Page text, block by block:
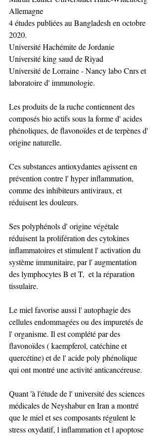
Allemagne
4 études publiées au Bangladesh en octobre
2020.
Université Hachémite de Jordanie
Université king saud de Riyad
Université de Lorraine - Nancy labo Cnrs et
laboratoire d' immunologie.
Les produits de la ruche contiennent des
composés bio actifs sous la forme d' acides
phénoliques, de flavonoïdes et de terpènes d'
origine naturelle.
Ces substances antioxydantes agissent en
prévention contre l' hyper inflammation,
comme des inhibiteurs antiviraux, et
réduisent les douleurs.
Ses polyphénols d' origine végétale
réduisent la prolifération des cytokines
inflammatoires et stimulent l' activation du
système immunitaire, par l' augmentation
des lymphocytes B et T,  et la réparation
tissulaire.
Le miel favorise aussi l' autophagie des
cellules endommagées ou des impuretés de
l' organisme. Il est complété par des
flavonoïdes ( kaempferol, catéchine et
quercétine) et de l' acide poly phénolique
qui ont montré une activité anticancéreuse.
Quant 'à l'étude de l' université des sciences
médicales de Neyshabur en Iran a montré
que le miel et ses composants régulent le
stress oxydatif, l inflammation et l apoptose